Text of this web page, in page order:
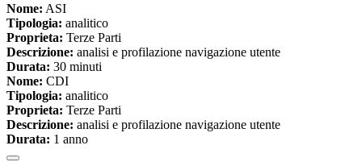
Nome: ASI
Tipologia: analitico
Proprieta: Terze Parti
Descrizione: analisi e profilazione navigazione utente
Durata: 30 minuti
Nome: CDI
Tipologia: analitico
Proprieta: Terze Parti
Descrizione: analisi e profilazione navigazione utente
Durata: 1 anno